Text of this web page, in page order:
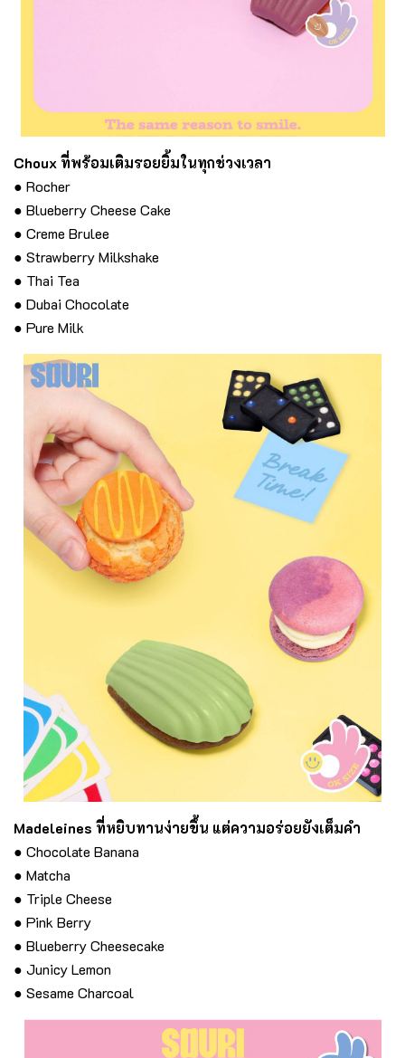
Choux ที่พร้อมเติมรอยยิ้มในทุกช่วงเวลา
● Rocher
● Blueberry Cheese Cake
● Creme Brulee
● Strawberry Milkshake
● Thai Tea
● Dubai Chocolate
● Pure Milk
Madeleines ที่หยิบทานง่ายขึ้น แต่ความอร่อยยังเต็มคำ
● Chocolate Banana
● Matcha
● Triple Cheese
● Pink Berry
● Blueberry Cheesecake
● Junicy Lemon
● Sesame Charcoal